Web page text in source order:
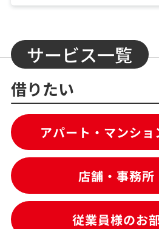
サービス一覧
借りたい
アパート・マンシ
店舗・事務所
従業員様のお